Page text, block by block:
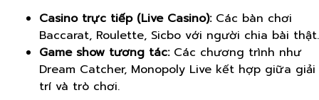
Casino trực tiếp (Live Casino):Các bàn chơi
Baccarat, Roulette, Sicbo với người chia bài thật.
Game show tương tác:Các chương trình như
Dream Catcher, Monopoly Live kết hợp giữa giải
trí và trò chơi.